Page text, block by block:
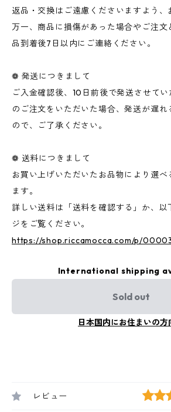
返品・交換はご遠慮くださいますよう、
万一、商品に損傷があった場合やご注文
品到着後7日以内にご連絡ください。
❁ 発送につきまして
ご入金確認後、10日前後で発送させて
のご注文をいただいた場合、発送が遅れ
ので、ご了承ください。
❁ 送料につきまして
お買い上げいただいたお品物により選べ
ます。
詳しい送料は「送料を確認する」か、以
ジをご覧ください。
https://shop.riccamocca.com/p/
International shipping
Sold out
日本国内にお住まいの方
レビュー